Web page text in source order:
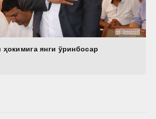
ҳокимига янги ўринбосар